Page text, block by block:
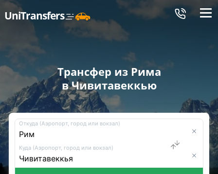
UniTransfers Меню
Трансфер из Рима
в Чивитавеккью
Откуда (Аэропорт, город или вокзал)
Куда (Аэропорт, город или вокзал)